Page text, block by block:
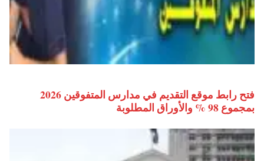
فتح رابط موقع التقديم في مدارس المتفوقين 2026
بمجموع 98 % والأوراق المطلوبة